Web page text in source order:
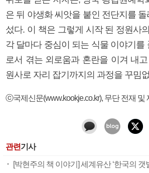
은 뒤 야생화 씨앗을 붙인 전단지를
섰다. 이 책은 그렇게 시작 된 정원사
각 달마다 중심이 되는 식물 이야기를
로서 겪는 외로움과 혼란을 이겨 내
원사로 자리 잡기까지의 과정을 꾸밈
ⓒ국제신문(www.kookje.co.kr), 무단 전재 및
관련기사
[박현주의 책 이야기] 세계유산 ‘한국의 갯